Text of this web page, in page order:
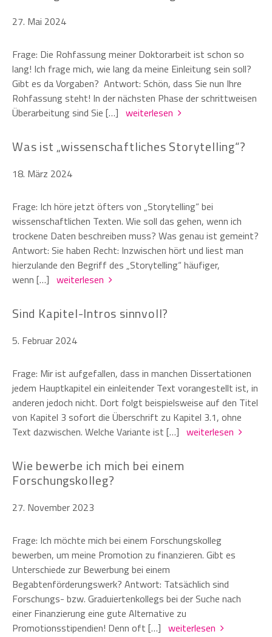
27. Mai 2024
Frage: Die Rohfassung meiner Doktorarbeit ist schon so
lang! Ich frage mich, wie lang da meine Einleitung sein soll?
Gibt es da Vorgaben? Antwort: Schön, dass Sie nun Ihre
Rohfassung steht! In der nächsten Phase der schrittweisen
Überarbeitung sind Sie […] weiterlesen
Was ist „wissenschaftliches Storytelling“?
18. März 2024
Frage: Ich höre jetzt öfters von „Storytelling“ bei
wissenschaftlichen Texten. Wie soll das gehen, wenn ich
trockene Daten beschreiben muss? Was genau ist gemeint?
Antwort: Sie haben Recht: Inzwischen hört und liest man
hierzulande den Begriff des „Storytelling“ häufiger,
wenn […] weiterlesen
Sind Kapitel-Intros sinnvoll?
5. Februar 2024
Frage: Mir ist aufgefallen, dass in manchen Dissertationen
jedem Hauptkapitel ein einleitender Text vorangestellt ist, in
anderen jedoch nicht. Dort folgt beispielsweise auf den Titel
von Kapitel 3 sofort die Überschrift zu Kapitel 3.1, ohne
Text dazwischen. Welche Variante ist […] weiterlesen
Wie bewerbe ich mich bei einem
Forschungskolleg?
27. November 2023
Frage: Ich möchte mich bei einem Forschungskolleg
bewerben, um meine Promotion zu finanzieren. Gibt es
Unterschiede zur Bewerbung bei einem
Begabtenförderungswerk? Antwort: Tatsächlich sind
Forschungs- bzw. Graduiertenkollegs bei der Suche nach
einer Finanzierung eine gute Alternative zu
Promotionsstipendien! Denn oft […] weiterlesen